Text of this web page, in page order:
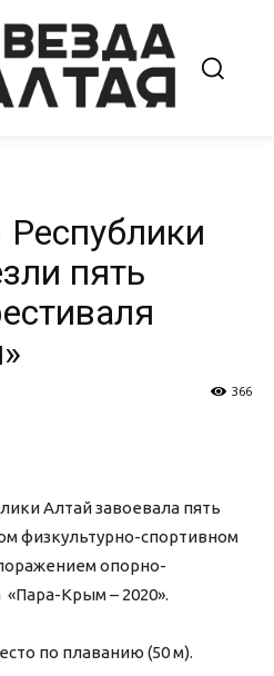
пять
366
Алтай завоевала пять
физкультурно-спортивном
опорно-
«Пара-Крым – 2020».
по плаванию (50 м).